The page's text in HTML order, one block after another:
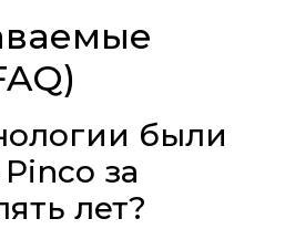
были
за
лет?